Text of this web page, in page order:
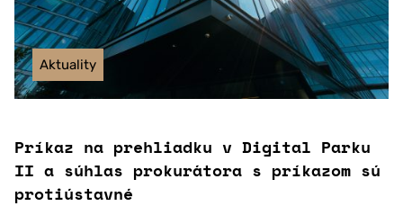
Aktuality
Príkaz na prehliadku v Digital Parku
II a súhlas prokurátora s príkazom sú
protiústavné